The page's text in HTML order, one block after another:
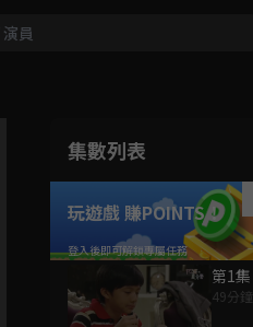
集數列表
玩遊戲 賺POINTS！
第1集
49分鐘